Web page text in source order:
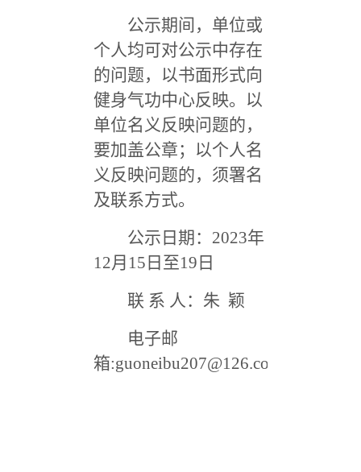
公示期间， 单位或
个人均可对公示中存在
的问题，以书面形式向
健身气功中心反映。以
单位名义反映问题的，
要加盖公章；以个人名
义反映问题的，须署名
及联系方式。
公示日期：2023年
12月15日至19日
联 系 人：朱 颖
电子邮
箱:guoneibu207@126.com